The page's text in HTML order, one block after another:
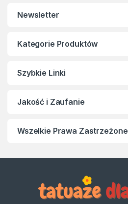
Newsletter
Kategorie Produktów
Szybkie Linki
Jakość i Zaufanie
Wszelkie Prawa Zastrzeżone